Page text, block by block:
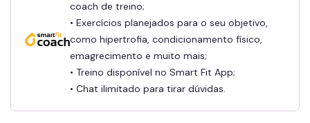
coach de treino;
• Exercícios planejados para o seu objetivo,
como hipertrofia, condicionamento físico,
emagrecimento e muito mais;
• Treino disponível no Smart Fit App;
• Chat ilimitado para tirar dúvidas.